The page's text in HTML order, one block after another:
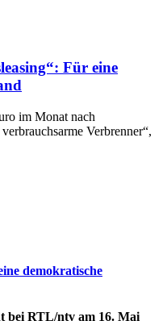
Für eine
im Monat nach
Verbrenner“,
demokratische
bei RTL/ntv am 16. Mai